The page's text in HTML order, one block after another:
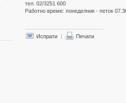
тел. 02/3251 600
Работно време: понеделник - петок
Испрати | Печати